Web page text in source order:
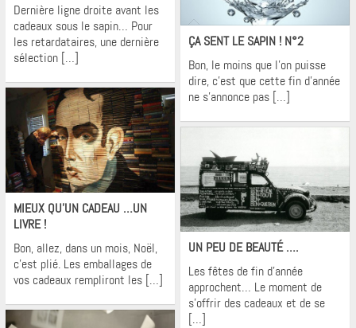
Dernière ligne droite avant les
cadeaux sous le sapin… Pour
les retardataires, une dernière
sélection […]
Krons
ÇA SENT LE SAPIN ! N°2
Bon, le moins que l’on puisse
dire, c’est que cette fin d’année
ne s’annonce pas […]
Krons
MIEUX QU’UN CADEAU …UN
LIVRE !
Bon, allez, dans un mois, Noël,
c’est plié. Les emballages de
vos cadeaux rempliront les […]
Krons
UN PEU DE BEAUTÉ ….
Les fêtes de fin d’année
approchent… Le moment de
s’offrir des cadeaux et de se
[…]